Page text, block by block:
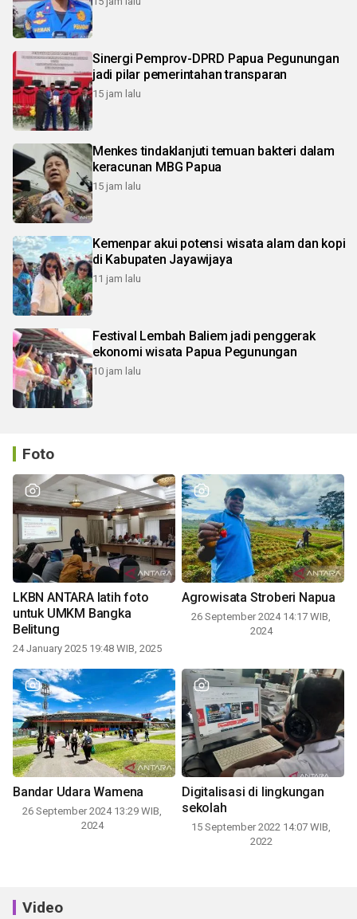
Sinergi Pemprov-DPRD Papua Pegunungan
jadi pilar pemerintahan transparan
15 jam lalu
Menkes tindaklanjuti temuan bakteri dalam
keracunan MBG Papua
15 jam lalu
Kemenpar akui potensi wisata alam dan kopi
di Kabupaten Jayawijaya
11 jam lalu
Festival Lembah Baliem jadi penggerak
ekonomi wisata Papua Pegunungan
10 jam lalu
Foto
LKBN ANTARA latih foto
untuk UMKM Bangka
Belitung
24 January 2025 19:48 WIB, 2025
Agrowisata Stroberi Napua
26 September 2024 14:17 WIB,
2024
Bandar Udara Wamena
26 September 2024 13:29 WIB,
2024
Digitalisasi di lingkungan
sekolah
15 September 2022 14:07 WIB,
2022
Video